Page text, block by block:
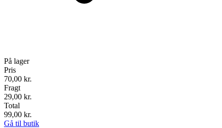
På lager
Pris
70,00 kr.
Fragt
29,00 kr.
Total
99,00 kr.
Gå til butik